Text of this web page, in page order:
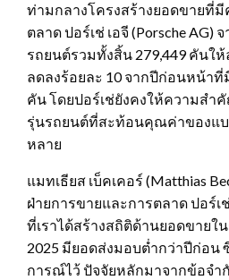
ท่ามกลางโครงสร้างยอดขายที่
ตลาด ปอร์เช่ เอจี (Porsche AG)
รถยนต์รวมทั้งสิ้น 279,449 คันใ
ลดลงร้อยละ 10 จากปีก่อนหน้าที่
คัน โดยปอร์เช่ยังคงให้ความสำ
รุ่นรถยนต์ที่สะท้อนคุณค่าของแ
หลาย
แมทเธียส เบ็คเคอร์ (Matthias
ฝ่ายการขายและการตลาด ปอร์เ
ที่เราได้สร้างสถิติด้านยอดขายใ
2025 มียอดส่งมอบต่ำกว่าปีก่อน
การณ์ไว้ ปัจจัยหลักมาจากข้อจำ